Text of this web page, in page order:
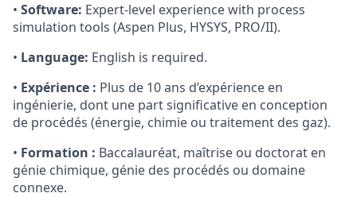
• Software: Expert-level experience with process
simulation tools (Aspen Plus, HYSYS, PRO/II).
• Language: English is required.
• Expérience : Plus de 10 ans d’expérience en
ingénierie, dont une part significative en conception
de procédés (énergie, chimie ou traitement des gaz).
• Formation : Baccalauréat, maîtrise ou doctorat en
génie chimique, génie des procédés ou domaine
connexe.